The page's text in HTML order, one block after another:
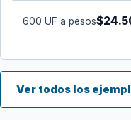
600 UF a pesos
Ver todos los